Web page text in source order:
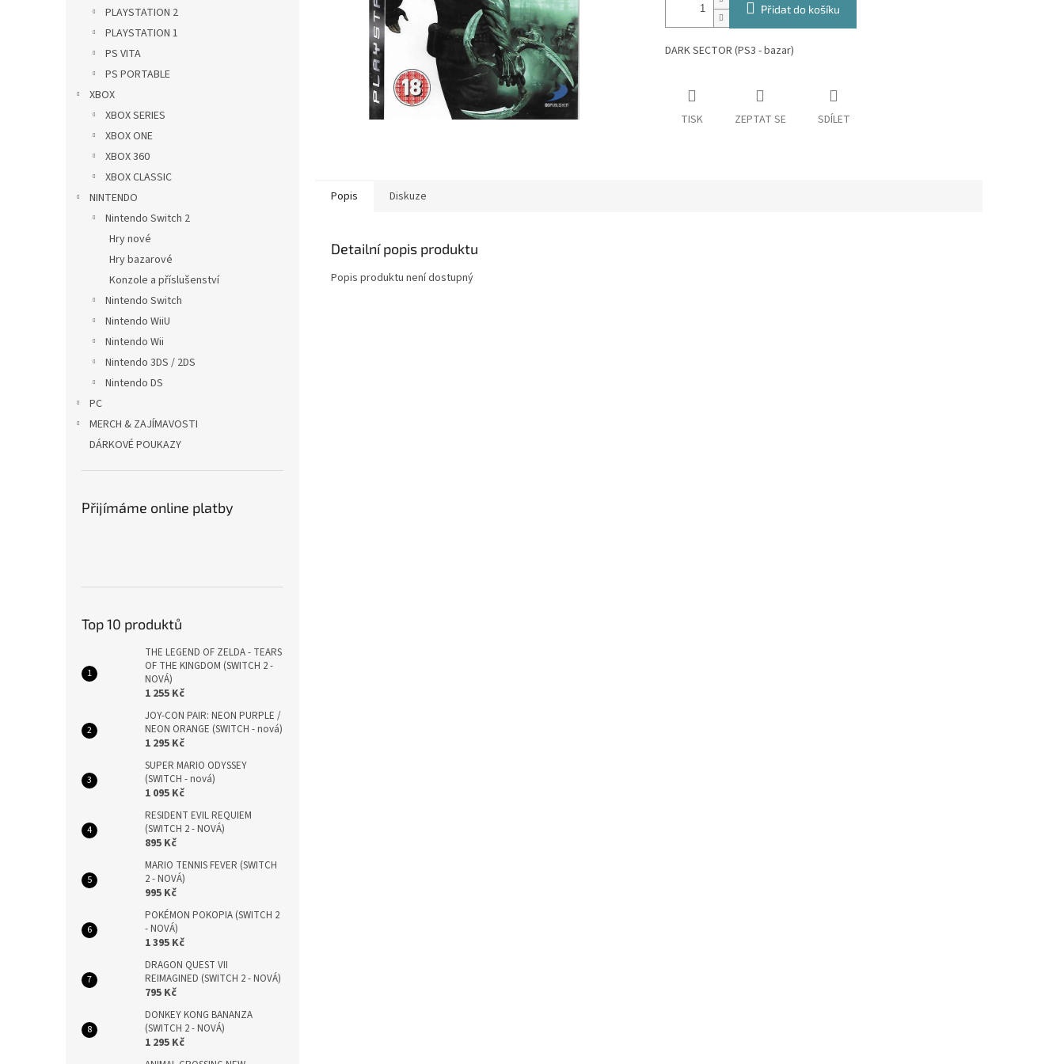
PLAYSTATION 2
PLAYSTATION 1
PS VITA
PS PORTABLE
XBOX
XBOX SERIES
XBOX ONE
XBOX 360
XBOX CLASSIC
NINTENDO
Nintendo Switch 2
Hry nové
Hry bazarové
Konzole a příslušenství
Nintendo Switch
Nintendo WiiU
Nintendo Wii
Nintendo 3DS / 2DS
Nintendo DS
PC
MERCH & ZAJÍMAVOSTI
DÁRKOVÉ POUKAZY
Přijímáme online platby
Top 10 produktů
THE LEGEND OF ZELDA - TEARS
OF THE KINGDOM (SWITCH 2 -
NOVÁ)
1 255 Kč
JOY-CON PAIR: NEON PURPLE /
NEON ORANGE (SWITCH - nová)
1 295 Kč
SUPER MARIO ODYSSEY
(SWITCH - nová)
1 095 Kč
RESIDENT EVIL REQUIEM
(SWITCH 2 - NOVÁ)
895 Kč
MARIO TENNIS FEVER (SWITCH
2 - NOVÁ)
995 Kč
POKÉMON POKOPIA (SWITCH 2
- NOVÁ)
1 395 Kč
DRAGON QUEST VII
REIMAGINED (SWITCH 2 - NOVÁ)
795 Kč
DONKEY KONG BANANZA
(SWITCH 2 - NOVÁ)
1 295 Kč
Přidat do košíku
DARK SECTOR (PS3 - bazar)
TISK ZEPTAT SE SDÍLET
Popis Diskuze
Detailní popis produktu
Popis produktu není dostupný